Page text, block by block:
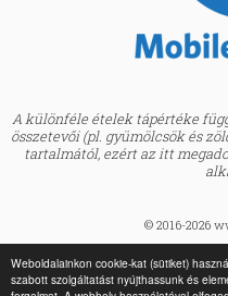
Weboldalainkon cookie-kat (sütiket)
szabott szolgáltatást nyújthassunk és
A különféle ételek tápértéke
összetevői (pl. gyümölcsök és
tartalmától, ezért az itt
© 2016-2026
BMI